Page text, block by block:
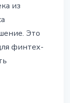
из
Это
финтех-